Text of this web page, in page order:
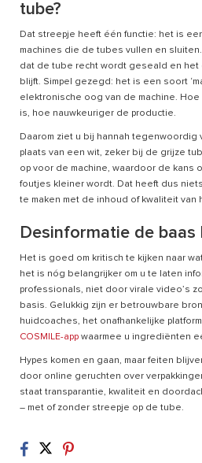
tube?
Dat streepje heeft één functie: het is
machines die de tubes vullen en
dat de tube recht wordt geseald en het
blijft. Simpel gezegd: het is een soort
elektronische oog van de machine.
is, hoe nauwkeuriger de productie.
Daarom ziet u bij hannah tegenwoordig
plaats van een wit, zeker bij de grijze
op voor de machine, waardoor de kans
foutjes kleiner wordt. Dat heeft dus
te maken met de inhoud of kwaliteit van
Desinformatie de baas
Het is goed om kritisch te kijken naar
het is nóg belangrijker om u te laten
professionals, niet door virale video’s
basis. Gelukkig zijn er betrouwbare
huidcoaches, het onafhankelijke platform
COSMILE-app waarmee u ingrediënten
Hypes komen en gaan, maar feiten
door online geruchten over
staat transparantie, kwaliteit en
– met of zonder streepje op de tube.